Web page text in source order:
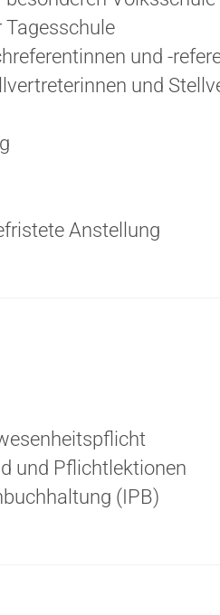
Tagesschule
und -
und
Anstellung
und Pflichtlektionen
(IPB)